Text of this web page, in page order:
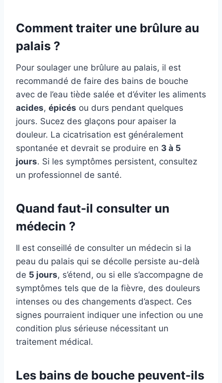
Comment traiter une brûlure au
palais ?
Pour soulager une brûlure au palais, il est
recommandé de faire des bains de bouche
avec de l’eau tiède salée et d’éviter les aliments
acides, épicés ou durs pendant quelques
jours. Sucez des glaçons pour apaiser la
douleur. La cicatrisation est généralement
spontanée et devrait se produire en 3 à 5
jours. Si les symptômes persistent, consultez
un professionnel de santé.
Quand faut-il consulter un
médecin ?
Il est conseillé de consulter un médecin si la
peau du palais qui se décolle persiste au-delà
de 5 jours, s’étend, ou si elle s’accompagne de
symptômes tels que de la fièvre, des douleurs
intenses ou des changements d’aspect. Ces
signes pourraient indiquer une infection ou une
condition plus sérieuse nécessitant un
traitement médical.
Les bains de bouche peuvent-ils